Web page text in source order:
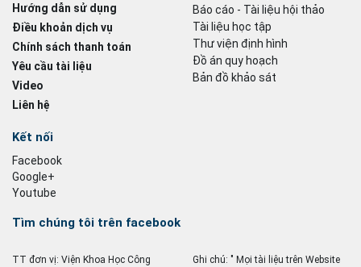
Hướng dẫn sử dụng
Điều khoản dịch vụ
Chính sách thanh toán
Yêu cầu tài liệu
Video
Liên hệ
Báo cáo - Tài liệu hội thảo
Tài liệu học tập
Thư viện định hình
Đồ án quy hoạch
Bản đồ khảo sát
Kết nối
Facebook
Google+
Youtube
Tìm chúng tôi trên facebook
TT đơn vị: Viện Khoa Học Công Ghi chú: " Mọi tài liệu trên Website